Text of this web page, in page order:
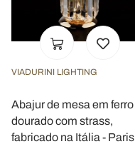
VIADURINI LIGHTING
Abajur de mesa em ferro
dourado com strass,
fabricado na Itália - Paris